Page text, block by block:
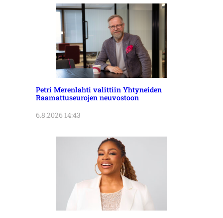
Petri Merenlahti valittiin Yhtyneiden
Raamattuseurojen neuvostoon
6.8.2026 14:43